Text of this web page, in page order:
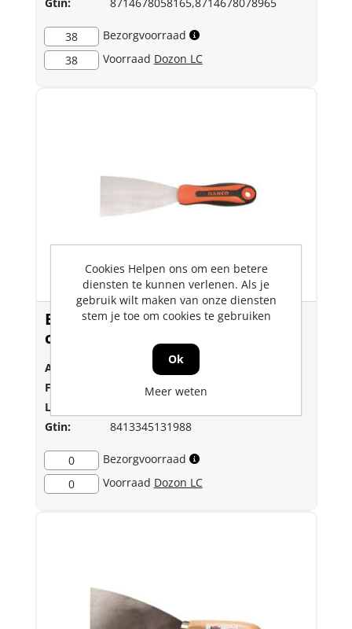
38
Bezorgvoorraad
38
Voorraad Dozon LC
Bahco koolstofstaalschraper 2
componenten greep 40mm
Art.nr.:
1007494
Fabrikant:
Lev.nr.::
Gtin:
8413345131988
0
Bezorgvoorraad
0
Voorraad Dozon LC
Cookies Helpen ons om een betere
diensten te kunnen verlenen. Als je
gebruik wilt maken van onze diensten
stem je toe om cookies te gebruiken
Ok
Meer weten